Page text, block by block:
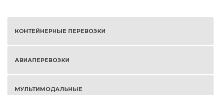
КОНТЕЙНЕРНЫЕ ПЕРЕВОЗКИ
АВИАПЕРЕВОЗКИ
МУЛЬТИМОДАЛЬНЫЕ